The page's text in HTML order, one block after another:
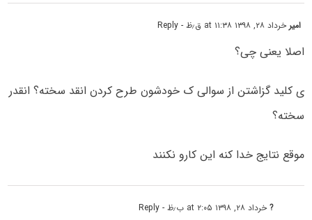
امیرخرداد ۲۸, ۱۳۹۸ at ۱۱:۳۸ ق٫ظ - Reply
اصلا یعنی چی؟
ی کلید گزاشتن از سوالی ک خودشون طرح کردن انقد سخته؟ انقدر
سخته؟
موقع نتایج خدا کنه این کارو نکنند
?خرداد ۲۸, ۱۳۹۸ at ۲:۰۵ ب٫ظ - Reply